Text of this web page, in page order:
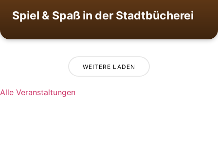
Spiel & Spaß in der Stadtbücherei
WEITERE LADEN
Alle Veranstaltungen